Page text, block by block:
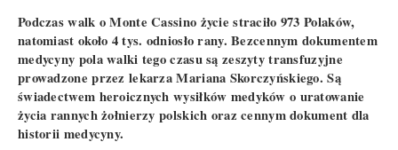
Podczas walk o Monte Cassino życie straciło 973 Polaków,
natomiast około 4 tys. odniosło rany. Bezcennym dokumentem
medycyny pola walki tego czasu są zeszyty transfuzyjne
prowadzone przez lekarza Mariana Skorczyńskiego. Są
świadectwem heroicznych wysiłków medyków o uratowanie
życia rannych żołnierzy polskich oraz cennym dokument dla
historii medycyny.